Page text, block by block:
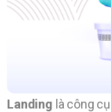
Landing là công